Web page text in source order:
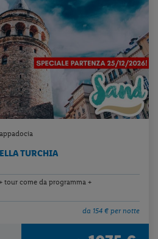
TURCHIA
tour come da programma +
da 154 € per notte